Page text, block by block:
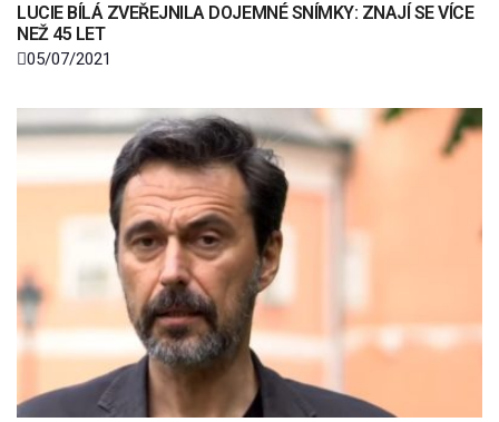
LUCIE BÍLÁ ZVEŘEJNILA DOJEMNÉ SNÍMKY: ZNAJÍ SE VÍCE
NEŽ 45 LET
05/07/2021